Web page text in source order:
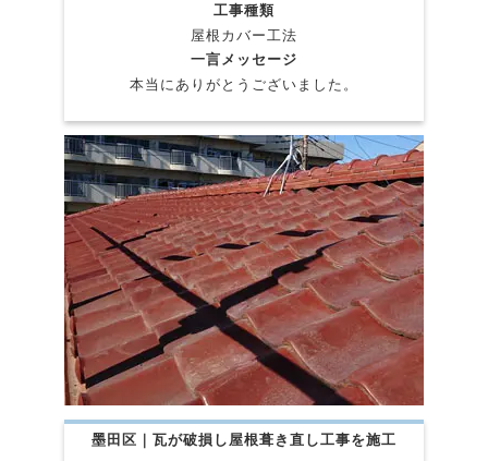
工事種類
屋根カバー工法
一言メッセージ
本当にありがとうございました。
墨田区｜瓦が破損し屋根葺き直し工事を施工